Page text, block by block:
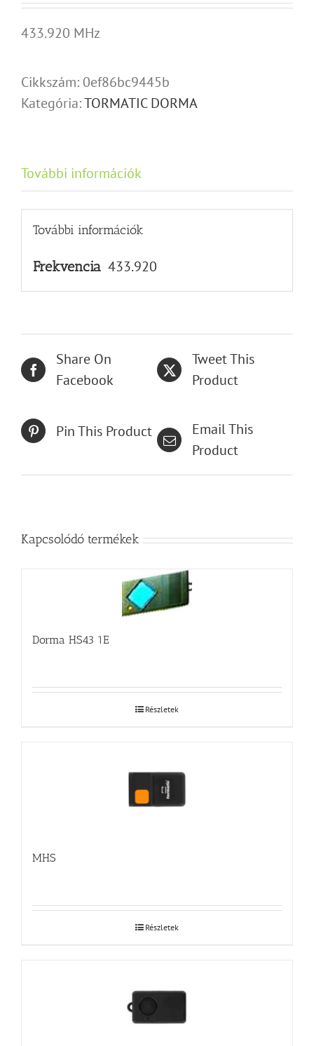
433.920 MHz
Cikkszám: 0ef86bc9445b
Kategória:TORMATIC DORMA
További információk
További információk
Frekvencia 433.920
Share On
Facebook
Tweet This
Product
Pin This Product
Email This
Product
Kapcsolódó termékek
Dorma HS43 1E
Részletek
MHS
Részletek